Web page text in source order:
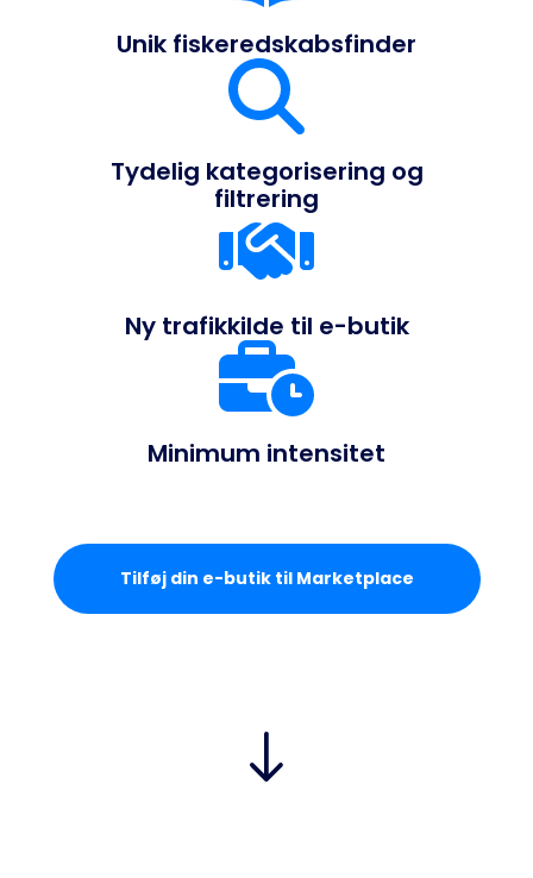
Unik fiskeredskabsfinder
Tydelig kategorisering og
filtrering
Ny trafikkilde til e-butik
Minimum intensitet
Tilføj din e-butik til Marketplace